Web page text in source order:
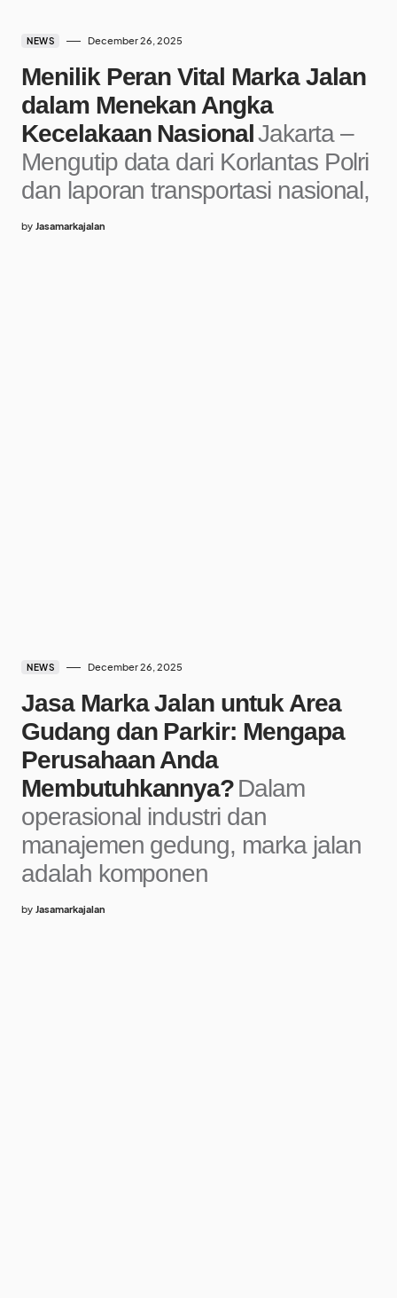
NEWS December 26, 2025
Menilik Peran Vital Marka Jalan
dalam Menekan Angka
Kecelakaan NasionalJakarta –
Mengutip data dari Korlantas Polri
dan laporan transportasi nasional,
by Jasamarkajalan
NEWS December 26, 2025
Jasa Marka Jalan untuk Area
Gudang dan Parkir: Mengapa
Perusahaan Anda
Membutuhkannya?Dalam
operasional industri dan
manajemen gedung, marka jalan
adalah komponen
by Jasamarkajalan